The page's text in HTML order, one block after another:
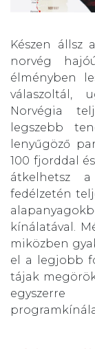
Készen állsz
norvég
élményben
válaszoltál,
Norvégia
legszebb
lenyűgöző
100 fjorddal
átkelhetsz
fedélzetén
kínálatával.
miközben
el a legjobb
tájak